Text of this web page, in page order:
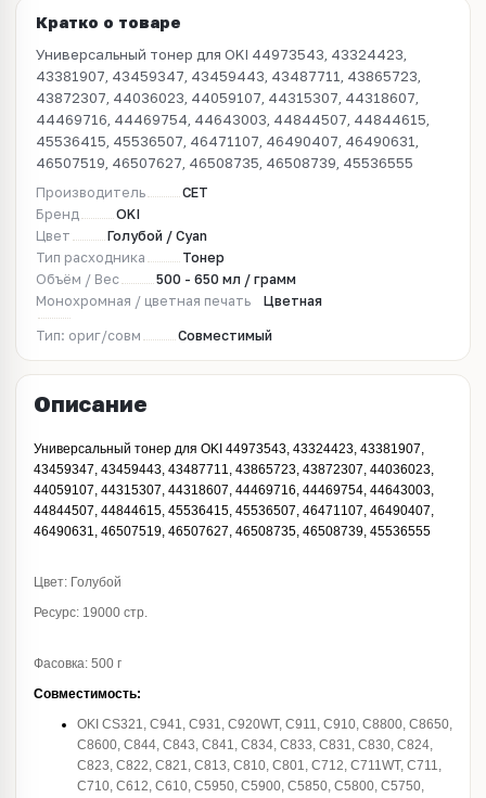
Кратко о товаре
Универсальный тонер для OKI 44973543, 43324423,
43381907, 43459347, 43459443, 43487711, 43865723,
43872307, 44036023, 44059107, 44315307, 44318607,
44469716, 44469754, 44643003, 44844507, 44844615,
45536415, 45536507, 46471107, 46490407, 46490631,
46507519, 46507627, 46508735, 46508739, 45536555
Производитель
CET
Бренд
OKI
Цвет
Голубой / Cyan
Тип расходника
Тонер
Объём / Вес
500 - 650 мл / грамм
Монохромная / цветная печать
Цветная
Тип: ориг/совм Совместимый
Описание
Универсальный тонер для OKI 44973543, 43324423, 43381907,
43459347, 43459443, 43487711, 43865723, 43872307, 44036023,
44059107, 44315307, 44318607, 44469716, 44469754, 44643003,
44844507, 44844615, 45536415, 45536507, 46471107, 46490407,
46490631, 46507519, 46507627, 46508735, 46508739, 45536555
Цвет: Голубой
Ресурс: 19000 стр.
Фасовка: 500 г
Совместимость:
OKI CS321, C941, C931, C920WT, C911, C910, C8800, C8650,
C8600, C844, C843, C841, C834, C833, C831, C830, C824,
C823, C822, C821, C813, C810, C801, C712, C711WT, C711,
C710, C612, C610, C5950, C5900, C5850, C5800, C5750,